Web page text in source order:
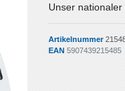
Unser
Artikelnummer
EAN 5907439215485